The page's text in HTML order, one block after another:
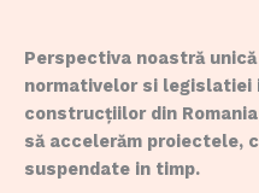
Perspectiva noastră
normativelor si legislatiei
construcțiilor din
să accelerăm proiectele,
suspendate in timp.